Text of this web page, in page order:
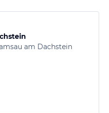
am Dachstein